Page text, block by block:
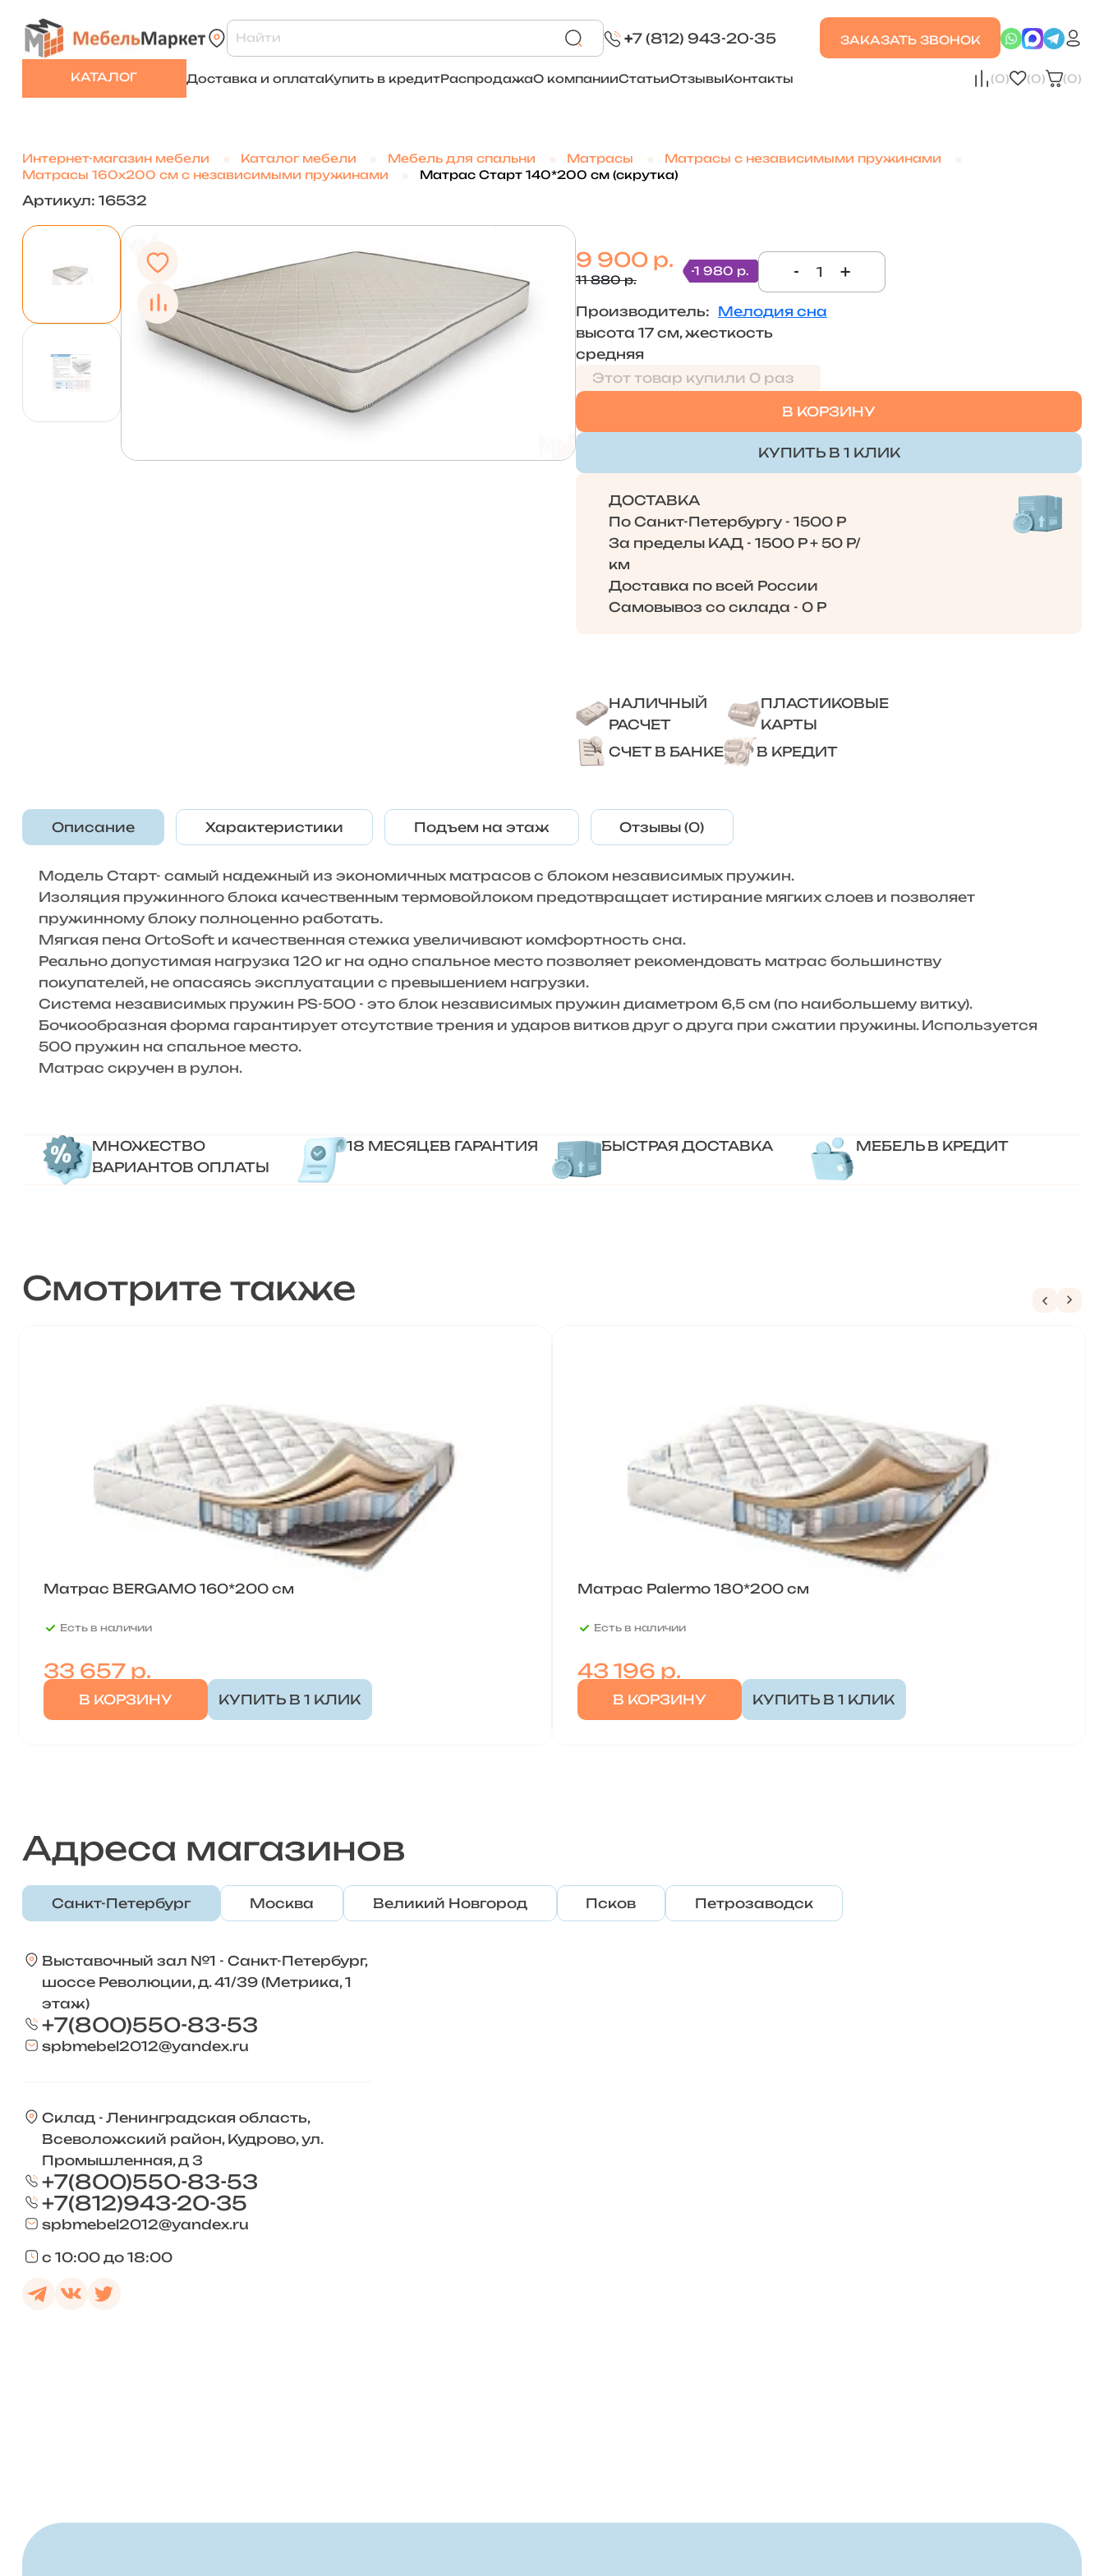
+7 (812) 943-20-35 ЗАКАЗАТЬ ЗВОНОК
КАТАЛОГ Доставка и оплатаКупить в кредитРаспродажаО компанииСтатьиОтзывыКонтакты (0) (0) (0)
Интернет-магазин мебели Каталог мебели Мебель для спальни Матрасы
Матрасы с независимыми пружинами
Матрасы 160х200 см с независимыми пружинами
Матрас Старт 140*200 см (скрутка)
Артикул: 16532
9 900 р.
11 880 р.
-1 980 р. - +
Производитель: Мелодия сна
высота 17 см, жесткость
средняя
Этот товар купили 0 раз
В КОРЗИНУ
КУПИТЬ В 1 КЛИК
ДОСТАВКА
По Санкт-Петербургу - 1500 Р
За пределы КАД - 1500 Р + 50 Р/
км
Доставка по всей России
Самовывоз со склада - 0 Р
НАЛИЧНЫЙ
РАСЧЕТ
ПЛАСТИКОВЫЕ
КАРТЫ
СЧЕТ В БАНКЕ
В КРЕДИТ
Описание Характеристики Подъем на этаж Отзывы (0)
Модель Старт- самый надежный из экономичных матрасов с блоком независимых пружин.
Изоляция пружинного блока качественным термовойлоком предотвращает истирание мягких слоев и позволяет
пружинному блоку полноценно работать.
Мягкая пена OrtoSoft и качественная стежка увеличивают комфортность сна.
Реально допустимая нагрузка 120 кг на одно спальное место позволяет рекомендовать матрас большинству
покупателей, не опасаясь эксплуатации с превышением нагрузки.
Система независимых пружин PS-500 - это блок независимых пружин диаметром 6,5 см (по наибольшему витку).
Бочкообразная форма гарантирует отсутствие трения и ударов витков друг о друга при сжатии пружины. Используется
500 пружин на спальное место.
Матрас скручен в рулон.
МНОЖЕСТВО
ВАРИАНТОВ ОПЛАТЫ
18 МЕСЯЦЕВ ГАРАНТИЯ БЫСТРАЯ ДОСТАВКА МЕБЕЛЬ В КРЕДИТ
Смотрите также
Матрас BERGAMO 160*200 см
Есть в наличии
33 657р.
В КОРЗИНУ КУПИТЬ В 1 КЛИК
Матрас Palermo 180*200 см
Есть в наличии
43 196 р.
В КОРЗИНУ КУПИТЬ В 1 КЛИК
Адреса магазинов
Санкт-Петербург Москва Великий Новгород Псков Петрозаводск
Выставочный зал №1 - Санкт-Петербург,
шоссе Революции, д. 41/39 (Метрика, 1
этаж)
+7(800)550-83-53
spbmebel2012@yandex.ru
Склад - Ленинградская область,
Всеволожский район, Кудрово, ул.
Промышленная, д 3
+7(800)550-83-53
+7(812)943-20-35
spbmebel2012@yandex.ru
с 10:00 до 18:00